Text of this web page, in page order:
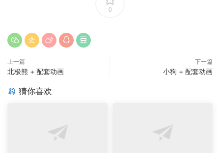
0
上一篇
北极熊 + 配套动画
下一篇
小狗 + 配套动画
猜你喜欢